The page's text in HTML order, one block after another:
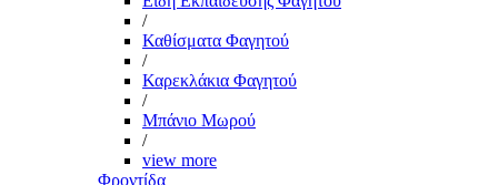
/
Καθίσματα Φαγητού
/
Καρεκλάκια Φαγητού
/
Μπάνιο Μωρού
/
view more
Φροντίδα